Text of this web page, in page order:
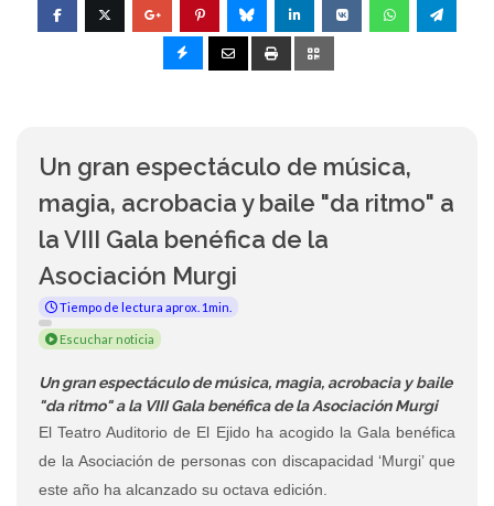
Un gran espectáculo de música,
magia, acrobacia y baile "da ritmo" a
la VIII Gala benéfica de la
Asociación Murgi
Tiempo de lectura aprox. 1min.
Escuchar noticia
Un gran espectáculo de música, magia, acrobacia y baile
"da ritmo" a la VIII Gala benéfica de la Asociación Murgi
El Teatro Auditorio de El Ejido ha acogido la Gala benéfica
de la Asociación de personas con discapacidad ‘Murgi’ que
este año ha alcanzado su octava edición.